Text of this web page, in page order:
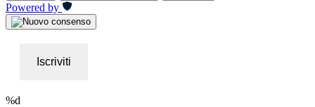
Powered by
Iscriviti
%d